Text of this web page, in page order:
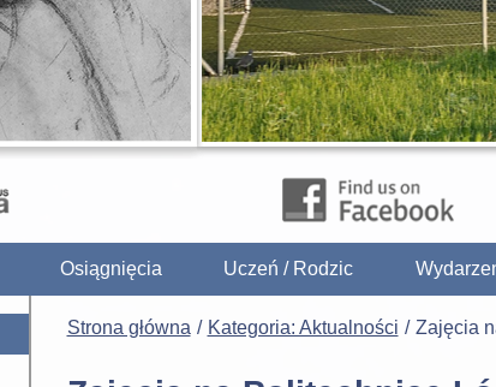
Osiągnięcia Uczeń / Rodzic
Strona główna Kategoria: Aktualności Zajęcia